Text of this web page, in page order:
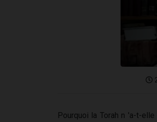
Pourquoi la Torah n 'a-t-